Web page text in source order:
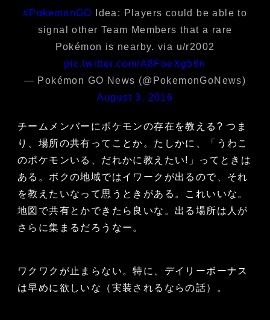
#PokemonGO
Idea: Players could be able to
signal other Team Members that a rare
Pokémon is nearby. via u/r2002
pic.twitter.com/A8FoeXg56n
— Pokémon GO News (@PokemonGoNews)
August 3, 2016
チームメンバーにポケモンの存在を教える? つま
り、場所の共有ってことか。たしかに、「うわこ
のポケモンいる、だれかに教えたい!」ってときは
ある。ボクの地域ではイワークが出るので、それ
を教えたいなって思うときがある。これいいな。
地図で共有とかできたら良いな。出る場所は人が
さらに集まるだろうなー。
ワクワクが止まらない。特に、デイリーボーナス
は早めに欲しいな（実装されるならの話）。